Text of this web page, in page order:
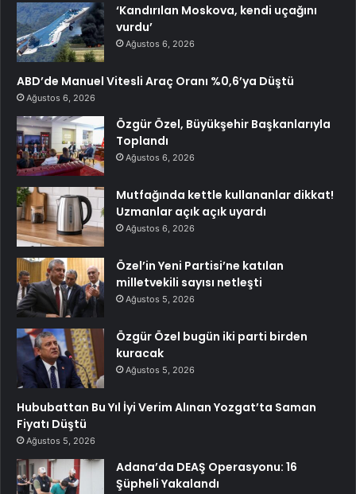
‘Kandırılan Moskova, kendi uçağını
vurdu’
Ağustos 6, 2026
ABD’de Manuel Vitesli Araç Oranı %0,6’ya Düştü
Ağustos 6, 2026
Özgür Özel, Büyükşehir Başkanlarıyla
Toplandı
Ağustos 6, 2026
Mutfağında kettle kullananlar dikkat!
Uzmanlar açık açık uyardı
Ağustos 6, 2026
Özel’in Yeni Partisi’ne katılan
milletvekili sayısı netleşti
Ağustos 5, 2026
Özgür Özel bugün iki parti birden
kuracak
Ağustos 5, 2026
Hububattan Bu Yıl İyi Verim Alınan Yozgat’ta Saman
Fiyatı Düştü
Ağustos 5, 2026
Adana’da DEAŞ Operasyonu: 16
Şüpheli Yakalandı